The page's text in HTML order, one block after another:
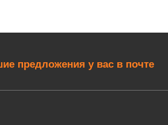
предложения у вас в почте